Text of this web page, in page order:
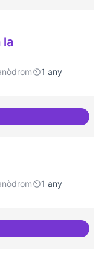
la
1 any
vinculadas a la
1 any
definida